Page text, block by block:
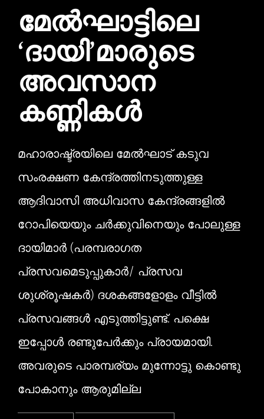
മേല്‍ഘാട്ടിലെ
‘ദായി’മാരുടെ
അവസാന
കണ്ണികള്‍
മഹാരാഷ്ട്രയിലെ മേൽഘാട് കടുവ
സംരക്ഷണ കേന്ദ്രത്തിനടുത്തുള്ള
ആദിവാസി അധിവാസ കേന്ദ്രങ്ങളിൽ
റോപിയെയും ചർക്കുവിനെയും പോലുള്ള
ദായിമാർ (പരമ്പരാഗത
പ്രസവമെടുപ്പുകാര്‍/ പ്രസവ
ശുശ്രൂഷകര്‍) ദശകങ്ങളോളം വീട്ടിൽ
പ്രസവങ്ങൾ എടുത്തിട്ടുണ്ട്. പക്ഷെ
ഇപ്പോൾ രണ്ടുപേർക്കും പ്രായമായി.
അവരുടെ പാരമ്പര്യം മുന്നോട്ടു കൊണ്ടു
പോകാനും ആരുമില്ല